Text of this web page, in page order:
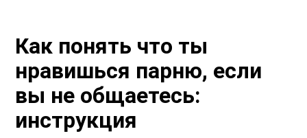
Как понять что ты
нравишься парню, если
вы не общаетесь:
инструкция